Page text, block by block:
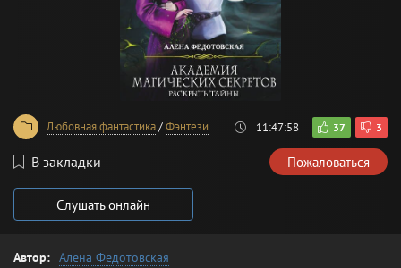
Любовная фантастика/Фэнтези 11:47:58 37 3
В закладки Пожаловаться
Слушать онлайн
Автор: Алена Федотовская